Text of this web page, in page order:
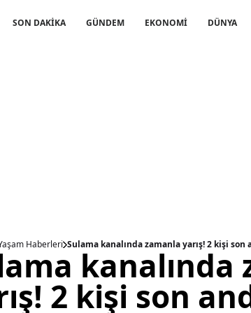
SON DAKİKA GÜNDEM EKONOMİ DÜNYA
Haberleri Sulama kanalında zamanla yarış! 2 kişi son
kanalında
2 kişi son